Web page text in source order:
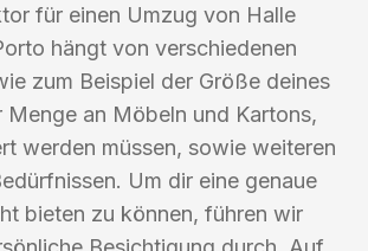
für einen Umzug von Halle
hängt von verschiedenen
zum Beispiel der Größe deines
Menge an Möbeln und Kartons,
werden müssen, sowie weiteren
Um dir eine genaue
bieten zu können, führen wir